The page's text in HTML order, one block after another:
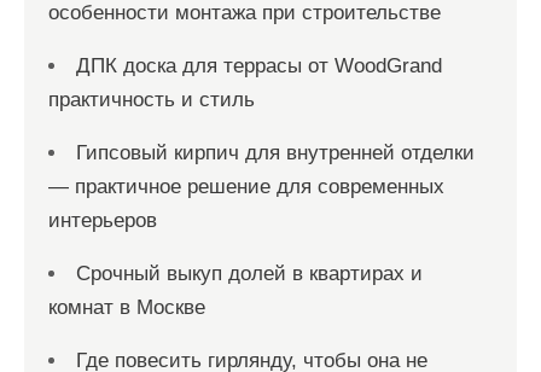
особенности монтажа при строительстве
ДПК доска для террасы от WoodGrand
практичность и стиль
Гипсовый кирпич для внутренней отделки
— практичное решение для современных
интерьеров
Срочный выкуп долей в квартирах и
комнат в Москве
Где повесить гирлянду, чтобы она не